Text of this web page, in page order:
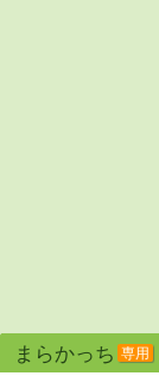
まらかっち 専用